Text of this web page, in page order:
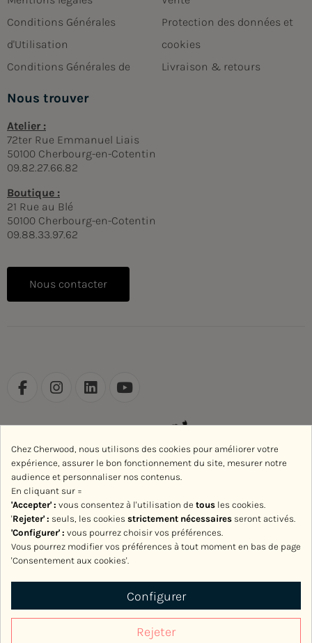
Conditions Générales
d'Utilisation
Conditions Générales de
Protection des données et
cookies
Livraison & retours
Nous trouver
Atelier :
72ter Rue Emmanuel Liais
50100 Cherbourg-en-Cotentin
09.82.27.66.82
Boutique :
21 Rue au Blé
50100 Cherbourg-en-Cotentin
09.88.33.97.62
Nous contacter
Chez Cherwood, nous utilisons des cookies pour améliorer votre
expérience, assurer le bon fonctionnement du site, mesurer notre
audience et personnaliser nos contenus.
En cliquant sur =
'Accepter' : vous consentez à l'utilisation de tous les cookies.
'Rejeter' : seuls, les cookies strictement nécessaires seront activés.
'Configurer' : vous pourrez choisir vos préférences.
Vous pourrez modifier vos préférences à tout moment en bas de page
'Consentement aux cookies'.
Configurer
Rejeter